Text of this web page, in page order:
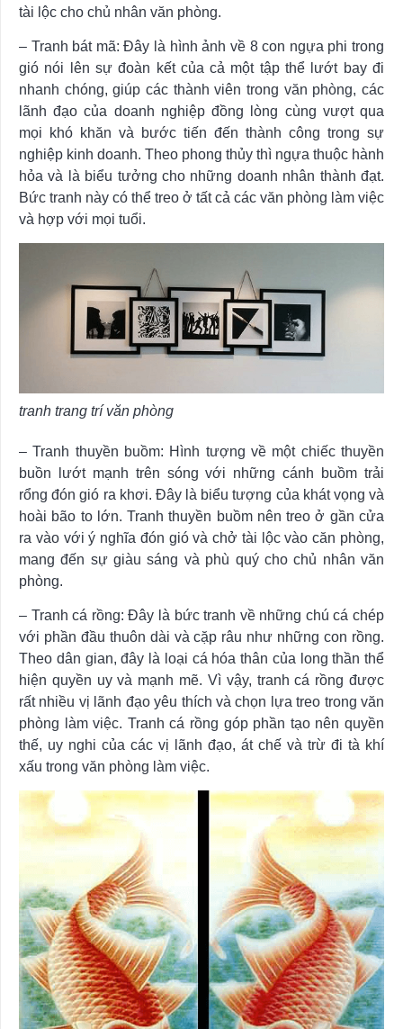
tài lộc cho chủ nhân văn phòng.
– Tranh bát mã: Đây là hình ảnh về 8 con ngựa phi trong
gió nói lên sự đoàn kết của cả một tập thể lướt bay đi
nhanh chóng, giúp các thành viên trong văn phòng, các
lãnh đạo của doanh nghiệp đồng lòng cùng vượt qua
mọi khó khăn và bước tiến đến thành công trong sự
nghiệp kinh doanh. Theo phong thủy thì ngựa thuộc hành
hỏa và là biểu tưởng cho những doanh nhân thành đạt.
Bức tranh này có thể treo ở tất cả các văn phòng làm việc
và hợp với mọi tuổi.
tranh trang trí văn phòng
– Tranh thuyền buồm: Hình tượng về một chiếc thuyền
buồn lướt mạnh trên sóng với những cánh buồm trải
rổng đón gió ra khơi. Đây là biểu tượng của khát vọng và
hoài bão to lớn. Tranh thuyền buồm nên treo ở gần cửa
ra vào với ý nghĩa đón gió và chở tài lộc vào căn phòng,
mang đến sự giàu sáng và phù quý cho chủ nhân văn
phòng.
– Tranh cá rồng: Đây là bức tranh về những chú cá chép
với phần đầu thuôn dài và cặp râu như những con rồng.
Theo dân gian, đây là loại cá hóa thân của long thần thể
hiện quyền uy và mạnh mẽ. Vì vậy, tranh cá rồng được
rất nhiều vị lãnh đạo yêu thích và chọn lựa treo trong văn
phòng làm việc. Tranh cá rồng góp phần tạo nên quyền
thế, uy nghi của các vị lãnh đạo, át chế và trừ đi tà khí
xấu trong văn phòng làm việc.